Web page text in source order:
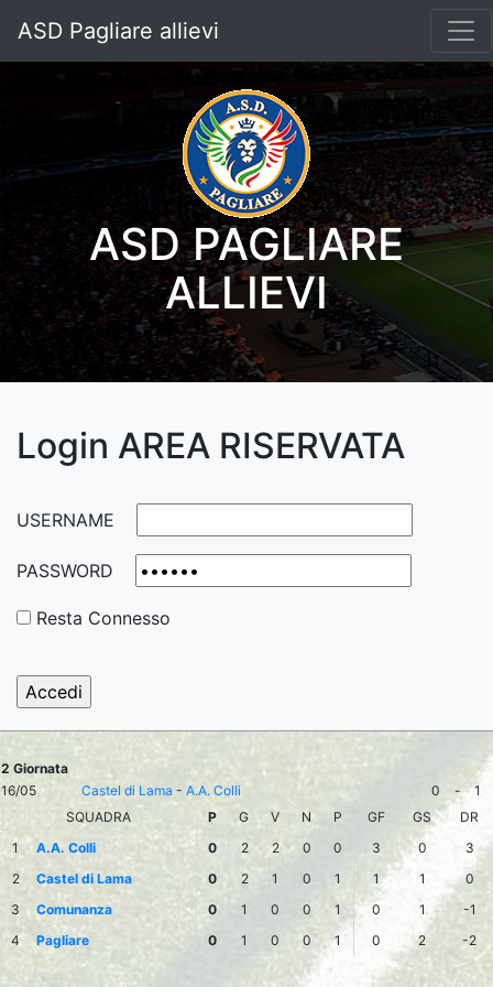
ASD Pagliare allievi
ASD PAGLIARE
ALLIEVI
Login AREA RISERVATA
USERNAME
PASSWORD
Resta Connesso
2 Giornata
16/05
Castel di Lama - A.A. Colli 0 -
1
SQUADRA
P G V N P GF GS
DR
1
A.A. Colli 0 2 2 0 0 3 0
3
2
Castel di Lama 0 2 1 0 1 1 1
0
3
Comunanza 0 1 0 0 1 0 1
-1
4
Pagliare 0 1 0 0 1 0 2 -2